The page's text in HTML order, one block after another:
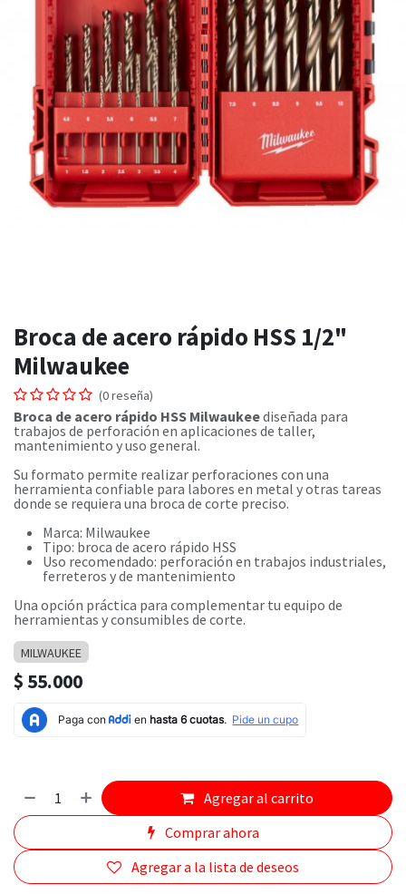
Broca de acero rápido HSS 1/2"
Milwaukee
(0 reseña)
Broca de acero rápido HSS Milwaukeediseñada para
trabajos de perforación en aplicaciones de taller,
mantenimiento y uso general.
Su formato permite realizar perforaciones con una
herramienta confiable para labores en metal y otras tareas
donde se requiera una broca de corte preciso.
Marca: Milwaukee
Tipo: broca de acero rápido HSS
Uso recomendado: perforación en trabajos industriales,
ferreteros y de mantenimiento
Una opción práctica para complementar tu equipo de
herramientas y consumibles de corte.
MILWAUKEE
$ 55.000
Agregar al carrito
Comprar ahora
Agregar a la lista de deseos